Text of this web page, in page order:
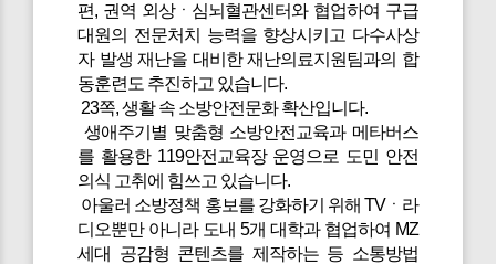
편, 권역 외상ㆍ심뇌혈관센터와 협업하여 구급
대원의 전문처치 능력을 향상시키고 다수사상
자 발생 재난을 대비한 재난의료지원팀과의 합
동훈련도 추진하고 있습니다.
23쪽, 생활 속 소방안전문화 확산입니다.
생애주기별 맞춤형 소방안전교육과 메타버스
를 활용한 119안전교육장 운영으로 도민 안전
의식 고취에 힘쓰고 있습니다.
아울러 소방정책 홍보를 강화하기 위해 TVㆍ라
디오뿐만 아니라 도내 5개 대학과 협업하여 MZ
세대 공감형 콘텐츠를 제작하는 등 소통방법